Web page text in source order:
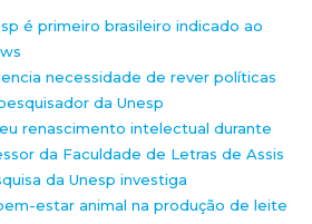
é primeiro brasileiro indicado ao
necessidade de rever políticas
da Unesp
renascimento intelectual durante
da Faculdade de Letras de Assis
da Unesp investiga
estar animal na produção de leite